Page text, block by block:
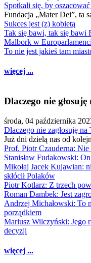
Spotkali się, by
Fundacja „Mater Dei”, ta
Sukces jest (z) kobietą
Tak się bawi, tak się bawi
Malbork w
To nie jest jakieś tam
więcej ...
Dlaczego nie
środa, 04 października
Dlaczego nie zagłosuję na
Już dni dzielą nas od
Prof. Piotr Czauderna: Nie
Stanisław Fudakowski:
Mikołaj Jacek Kujawian:
skłócił Polaków
Piotr Kotlarz: Z trzech
Roman Dambek: Jest
Andrzej Michałowski: To
porządkiem
Mariusz Wilczyński: Jego
decyzji
więcej ...